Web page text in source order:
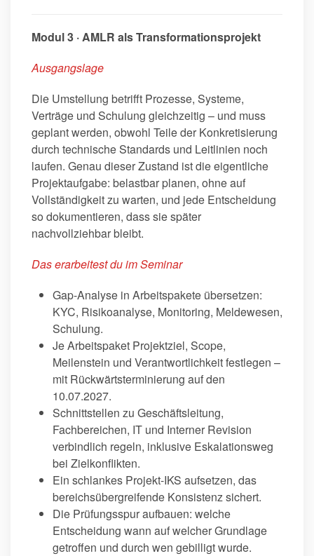
Modul 3 · AMLR als Transformationsprojekt
Ausgangslage
Die Umstellung betrifft Prozesse, Systeme,
Verträge und Schulung gleichzeitig – und muss
geplant werden, obwohl Teile der Konkretisierung
durch technische Standards und Leitlinien noch
laufen. Genau dieser Zustand ist die eigentliche
Projektaufgabe: belastbar planen, ohne auf
Vollständigkeit zu warten, und jede Entscheidung
so dokumentieren, dass sie später
nachvollziehbar bleibt.
Das erarbeitest du im Seminar
Gap-Analyse in Arbeitspakete übersetzen:
KYC, Risikoanalyse, Monitoring, Meldewesen,
Schulung.
Je Arbeitspaket Projektziel, Scope,
Meilenstein und Verantwortlichkeit festlegen –
mit Rückwärtsterminierung auf den
10.07.2027.
Schnittstellen zu Geschäftsleitung,
Fachbereichen, IT und Interner Revision
verbindlich regeln, inklusive Eskalationsweg
bei Zielkonflikten.
Ein schlankes Projekt-IKS aufsetzen, das
bereichsübergreifende Konsistenz sichert.
Die Prüfungsspur aufbauen: welche
Entscheidung wann auf welcher Grundlage
getroffen und durch wen gebilligt wurde.